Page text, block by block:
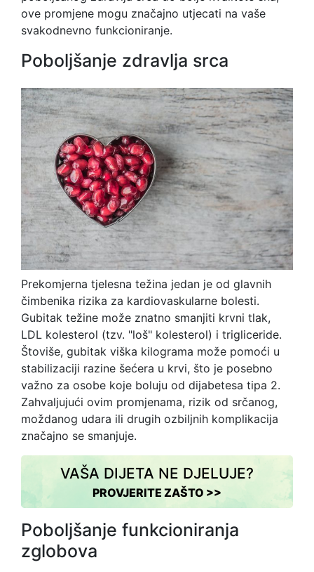
ove promjene mogu značajno utjecati na vaše
svakodnevno funkcioniranje.
Poboljšanje zdravlja srca
Prekomjerna tjelesna težina jedan je od glavnih
čimbenika rizika za kardiovaskularne bolesti.
Gubitak težine može znatno smanjiti krvni tlak,
LDL kolesterol (tzv. "loš" kolesterol) i trigliceride.
Štoviše, gubitak viška kilograma može pomoći u
stabilizaciji razine šećera u krvi, što je posebno
važno za osobe koje boluju od dijabetesa tipa 2.
Zahvaljujući ovim promjenama, rizik od srčanog,
moždanog udara ili drugih ozbiljnih komplikacija
značajno se smanjuje.
VAŠA DIJETA NE DJELUJE?
PROVJERITE ZAŠTO >>
Poboljšanje funkcioniranja
zglobova